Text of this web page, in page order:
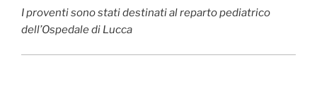
I proventi sono stati destinati al reparto pediatrico
dell’Ospedale di Lucca